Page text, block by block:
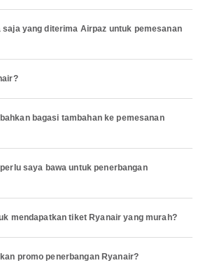
saja yang diterima Airpaz untuk pemesanan
bagasi tambahan ke pemesanan
saya bawa untuk penerbangan
mendapatkan tiket Ryanair yang murah?
promo penerbangan Ryanair?